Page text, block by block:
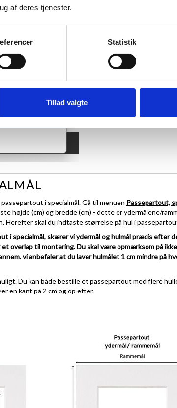
af deres tjenester.
Statistik
Tillad valgte
i specialmål. Gå til menuen Passepartout,
højde (cm) og bredde (cm) - dette er ydermålene/
Herefter skal du indtaste størrelse på hul i
i specialmål, skærer vi ydermål og hulmål præcis efter
overlap til montering. Du skal være opmærksom på
vi anbefaler at du laver hulmålet 1 cm mindre på
Du kan både bestille et passepartout med flere
en kant på 2 cm og op efter.